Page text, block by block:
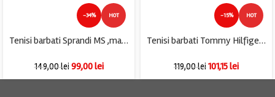
-34% HOT
Tenisi barbati Sprandi MS ,material textil , negru
149,00lei 99,00lei
-15% HOT
Tenisi barbati Tommy Hilfiger 42, piele intoarsa, bej
119,00lei101,15lei